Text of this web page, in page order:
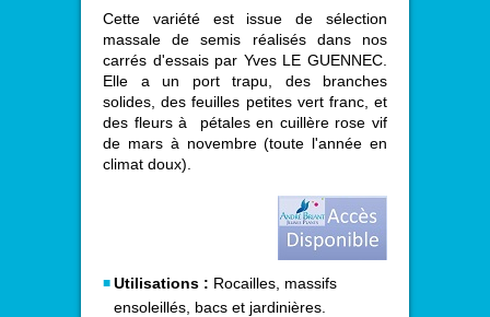
Cette variété est issue de sélection
massale de semis réalisés dans nos
carrés d'essais par Yves LE GUENNEC.
Elle a un port trapu, des branches
solides, des feuilles petites vert franc, et
des fleurs à pétales en cuillère rose vif
de mars à novembre (toute l'année en
climat doux).
Utilisations : Rocailles, massifs
ensoleillés, bacs et jardinières.